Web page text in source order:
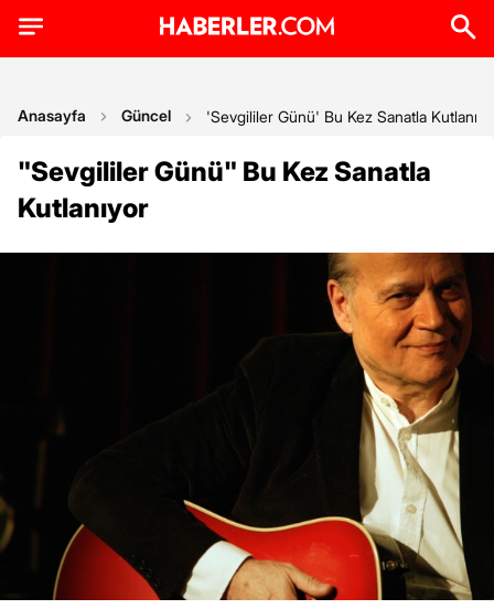
Anasayfa Güncel 'Sevgililer Günü' Bu Kez Sanatla
"Sevgililer Günü" Bu Kez Sanatla
Kutlanıyor